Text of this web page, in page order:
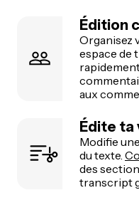
Édition
Organisez
espace de
aux
Édite ta
Modifie
du texte.
des
transcript